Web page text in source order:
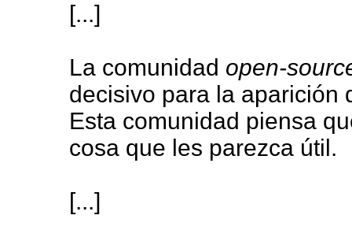
[...]
La comunidad open-
decisivo para la aparición
Esta comunidad piensa
cosa que les parezca útil.
[...]